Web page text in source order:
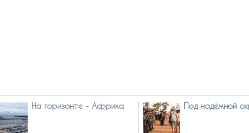
На горизонте - Африка Под надёжной